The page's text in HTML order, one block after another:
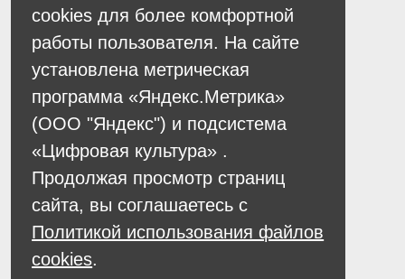
cookies для более комфортной
работы пользователя. На сайте
установлена метрическая
программа «Яндекс.Метрика»
(ООО "Яндекс") и подсистема
«Цифровая культура» .
Продолжая просмотр страниц
сайта, вы соглашаетесь с
Политикой использования файлов
cookies.